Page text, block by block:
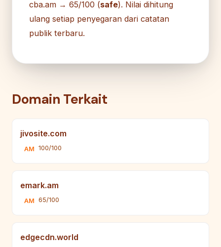
cba.am → 65/100 (safe). Nilai dihitung
ulang setiap penyegaran dari catatan
publik terbaru.
Domain Terkait
jivosite.com
AM 100/100
emark.am
AM 65/100
edgecdn.world